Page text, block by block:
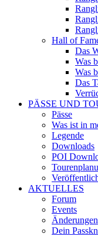
Hall of
Das
Was
Was
Das
PÄSSE UND
Pässe
Was ist in
Legende
Downloads
POI
AKTUELLES
Forum
Events
Änderungen
Dein